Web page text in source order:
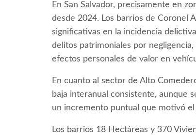
En San Salvador, precisamente en
desde 2024. Los barrios de Coronel
significativas en la incidencia
delitos patrimoniales por
efectos personales de valor en
En cuanto al sector de Alto
baja interanual consistente, aunque
un incremento puntual que motivó
Los barrios 18 Hectáreas y 370